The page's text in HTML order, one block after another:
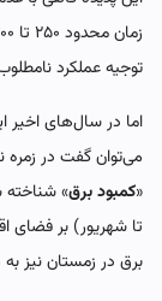
توجیه عملکرد
اما در سال‌های اخیر
می‌توان گفت در زمره
«کمبود برق» شناخته
تا شهریور) بر فضای
برق در زمستان نیز